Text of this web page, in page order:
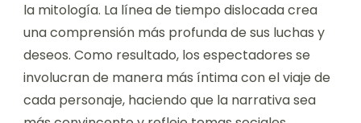
la mitología. La línea de tiempo dislocada crea
una comprensión más profunda de sus luchas y
deseos. Como resultado, los espectadores se
involucran de manera más íntima con el viaje de
cada personaje, haciendo que la narrativa sea